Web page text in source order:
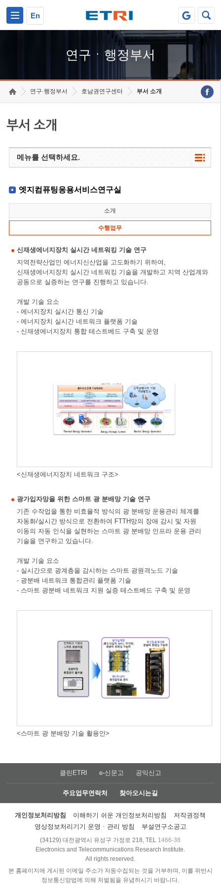
En
연구ㆍ행정부서
연구·행정부서 호남권연구센터 부서 소개
부서 소개
메뉴를 선택하세요.
엣지컴퓨팅응용서비스연구실
소개
수행업무
신재생에너지장치 실시간 네트워킹 기술 연구
지역전략산업인 에너지신산업을 고도화하기 위하여,
신재생에너지장치 실시간 네트워킹 기술을 개발하고 지역 산업계와
공동으로 실증하는 연구를 진행하고 있습니다.
개발 기술 요소
- 에너지장치 실시간 통신 기술
- 에너지장치 실시간 네트워크 플랫폼 기술
- 신재생에너지장치 통합 테스트베드 구축 및 운영
<신재생에너지장치 네트워크 구조>
광가입자망을 위한 스마트 광 분배망 기술 연구
기존 수작업을 통한 비효율적 방식의 광 분배망 운용관리 체계를
자동화/실시간 방식으로 전환하여 FTTH망의 장애 감시 및 자원
이동의 자동 인식을 실현하는 스마트 광 분배망 인프라 운용 관리
기술을 연구하고 있습니다.
개발 기술 요소
- 실시간으로 광계층을 감시하는 스마트 광원격노드 기술
- 광분배 네트워크 통합관리 플랫폼 기술
- 스마트 광분배 네트워크 지원 실증 테스트베드 구축 및 운영
<스마트 광 분배망 기술 활용안>
클린ETRI e-신문고 공익신고
주요업무연락처 찾아오시는길
개인정보처리방침 이해하기 쉬운 개인정보처리방침
저작권정책
영상정보처리기기 운영ㆍ관리 방침
부설연구소공고
(34129) 대전광역시 유성구 가정로 218, TEL 1466-38
Electronics and Telecommunications Research Institute.
All rights reserved.
본 홈페이지에 게시된 이메일 주소가 자동수집되는 것을 거부하며, 이를 위반시
정보통신망법에 의해 처벌됨을 유념하시기 바랍니다.